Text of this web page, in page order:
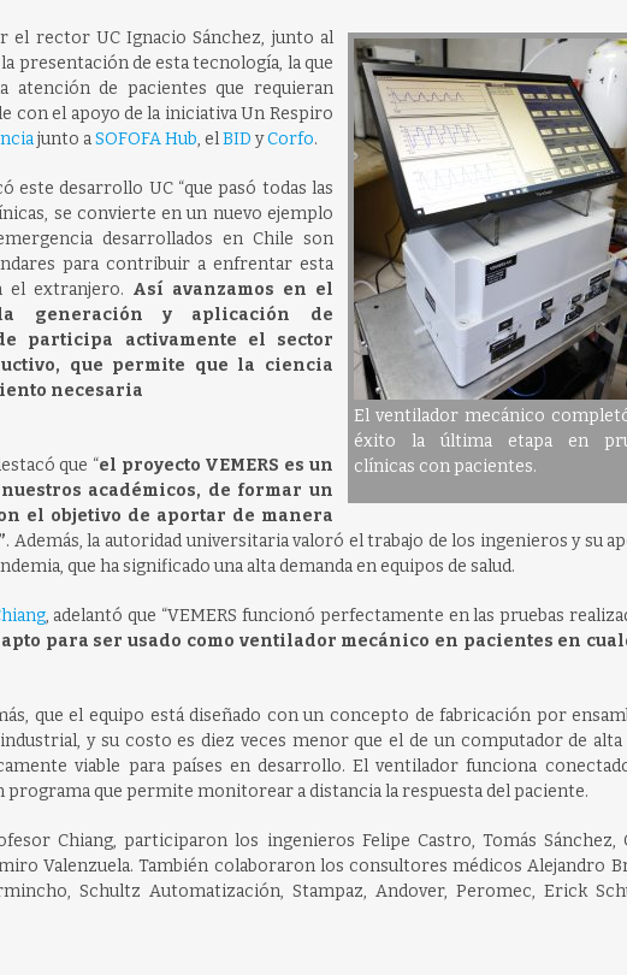
El ventilador mecánico
éxito la última etapa en
clínicas con pacientes.
el rector UC Ignacio Sánchez, junto al
presentación de esta tecnología, la que
atención de pacientes que requieran
el apoyo de la iniciativa Un Respiro
junto aSOFOFA Hub, elBID yCorfo.
este desarrollo UC “que pasó todas las
se convierte en un nuevo ejemplo
desarrollados en Chile son
para contribuir a enfrentar esta
el extranjero. Así avanzamos en el
generación y aplicación de
participa activamente el sector
que permite que la ciencia
necesaria
que “el proyecto VEMERS es un
académicos, de formar un
el objetivo de aportar de manera
. Además, la autoridad universitaria valoró el trabajo de los ingenieros y su
que ha significado una alta demanda en equipos de salud.
, adelantó que “VEMERS funcionó perfectamente en las pruebas
para ser usado como ventilador mecánico en pacientes en
que el equipo está diseñado con un concepto de fabricación por
y su costo es diez veces menor que el de un computador de alta
viable para países en desarrollo. El ventilador funciona
que permite monitorear a distancia la respuesta del paciente.
Chiang, participaron los ingenieros Felipe Castro, Tomás Sánchez,
Valenzuela. También colaboraron los consultores médicos Alejandro
Schultz Automatización, Stampaz, Andover, Peromec, Erick